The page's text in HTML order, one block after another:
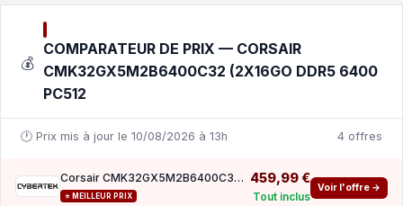
💰
COMPARATEUR DE PRIX — CORSAIR
CMK32GX5M2B6400C32 (2X16GO DDR5 6400
PC512
🕐 Prix mis à jour le 10/08/2026 à 13h 4 offres
Corsair CMK32GX5M2B6400C32 (2x16Go DDR5 6400 PC51200)
⭐ MEILLEUR PRIX
459,99 €
Tout inclus
Voir l'offre →